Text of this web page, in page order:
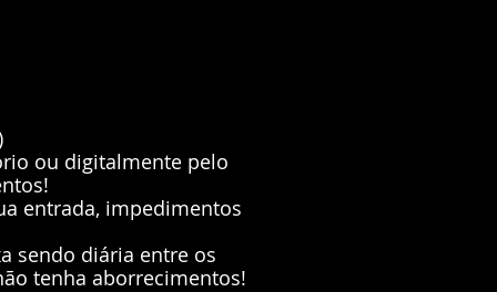
ou digitalmente pelo
entrada, impedimentos
sendo diária entre os
tenha aborrecimentos!